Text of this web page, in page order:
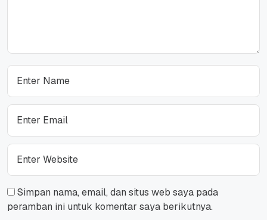
Simpan nama, email, dan situs web saya pada
peramban ini untuk komentar saya berikutnya.